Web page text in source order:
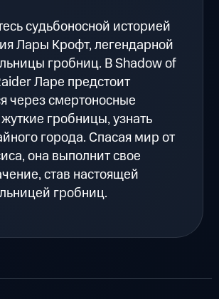
судьбоносной историей
Лары Крофт, легендарной
гробниц. В Shadow of
Ларе предстоит
через смертоносные
гробницы, узнать
города. Спасая мир от
она выполнит свое
став настоящей
гробниц.